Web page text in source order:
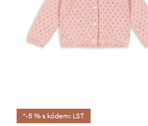
*-5 % s kódem: LST